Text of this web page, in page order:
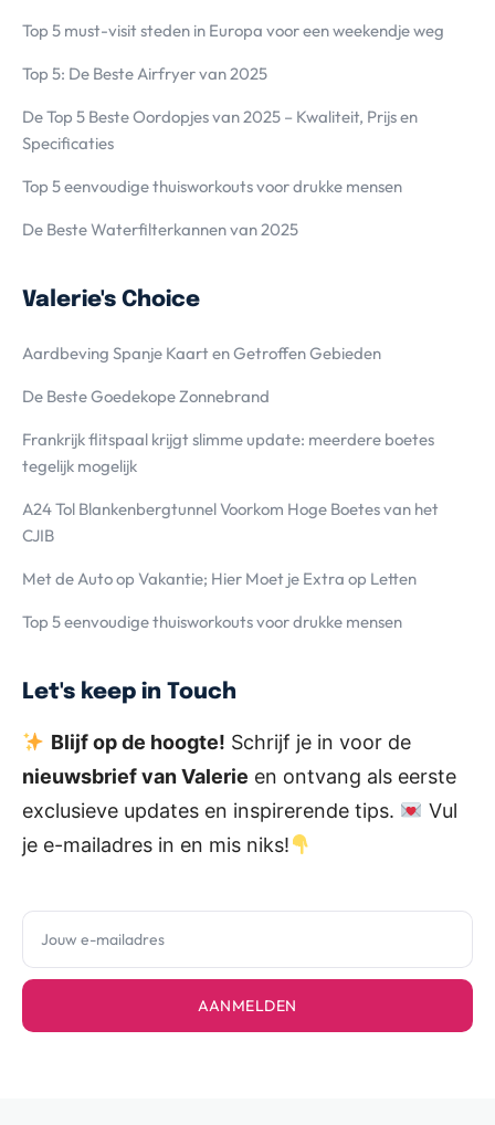
Top 5 must-visit steden in Europa voor een weekendje weg
Top 5: De Beste Airfryer van 2025
De Top 5 Beste Oordopjes van 2025 – Kwaliteit, Prijs en
Specificaties
Top 5 eenvoudige thuisworkouts voor drukke mensen
De Beste Waterfilterkannen van 2025
Valerie's Choice
Aardbeving Spanje Kaart en Getroffen Gebieden
De Beste Goedekope Zonnebrand
Frankrijk flitspaal krijgt slimme update: meerdere boetes
tegelijk mogelijk
A24 Tol Blankenbergtunnel Voorkom Hoge Boetes van het
CJIB
Met de Auto op Vakantie; Hier Moet je Extra op Letten
Top 5 eenvoudige thuisworkouts voor drukke mensen
Let's keep in Touch
Blijf op de hoogte! Schrijf je in voor de
nieuwsbrief van Valerie en ontvang als eerste
exclusieve updates en inspirerende tips.
Vul
je e-mailadres in en mis niks!
AANMELDEN